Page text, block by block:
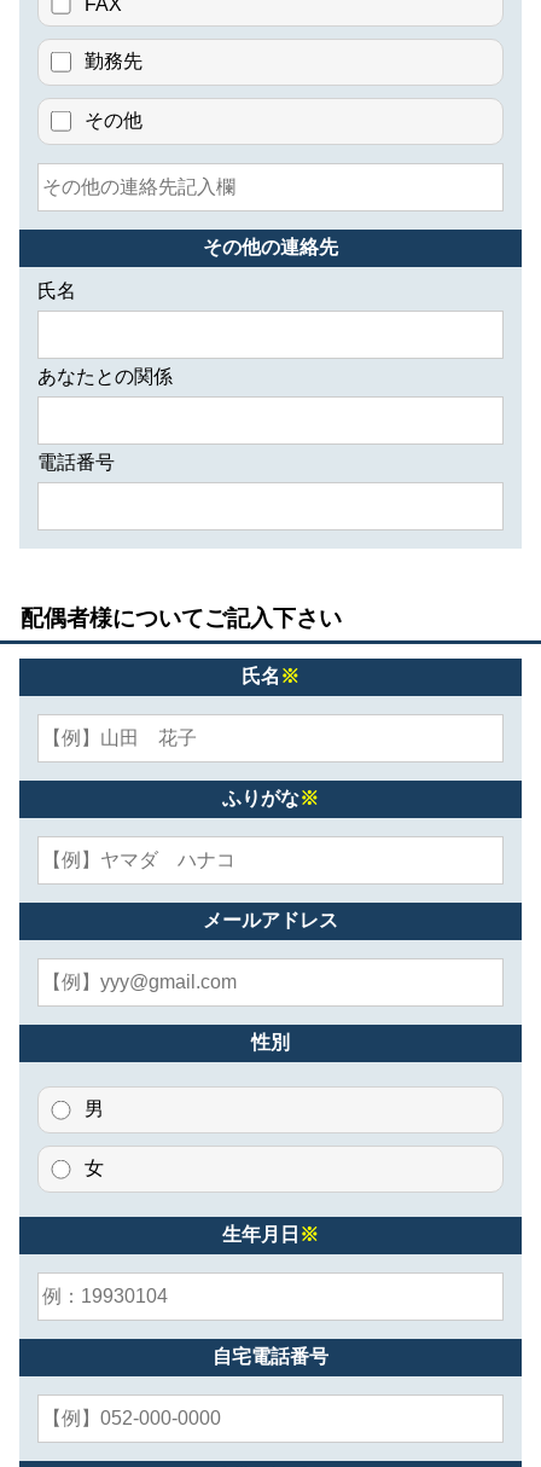
勤務先
その他
その他の連絡先
氏名
あなたとの関係
電話番号
配偶者様についてご記入下さい
氏名 ※
ふりがな※
メールアドレス
性別
男
女
生年月日 ※
自宅電話番号